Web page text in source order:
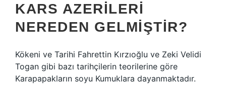
KARS AZERILERI
NEREDEN GELMIŞTIR?
Kökeni ve Tarihi Fahrettin Kırzıoğlu ve Zeki Velidi
Togan gibi bazı tarihçilerin teorilerine göre
Karapapakların soyu Kumuklara dayanmaktadır.